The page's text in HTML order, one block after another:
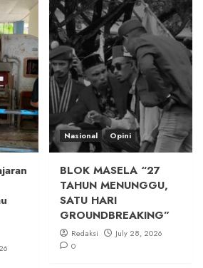
Nasional Opini
BLOK MASELA “27
TAHUN MENUNGGU,
SATU HARI
GROUNDBREAKING”
Redaksi
July 28, 2026
0